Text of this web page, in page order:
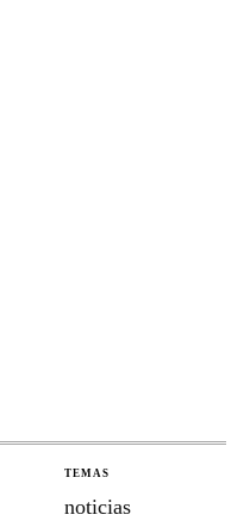
TEMAS
noticias